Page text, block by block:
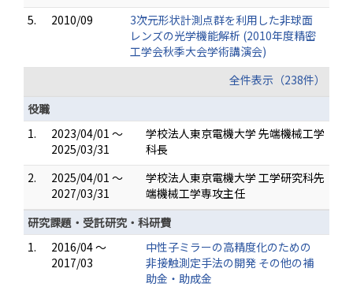
5.
2010/09
3次元形状計測点群を利用した非球面
レンズの光学機能解析 (2010年度精密
工学会秋季大会学術講演会)
全件表示（238件）
役職
1.
2023/04/01 ～
2025/03/31
学校法人東京電機大学 先端機械工学
科長
2.
2025/04/01 ～
2027/03/31
学校法人東京電機大学 工学研究科先
端機械工学専攻主任
研究課題・受託研究・科研費
1.
2016/04 ～
2017/03
中性子ミラーの高精度化のための
非接触測定手法の開発 その他の補
助金・助成金